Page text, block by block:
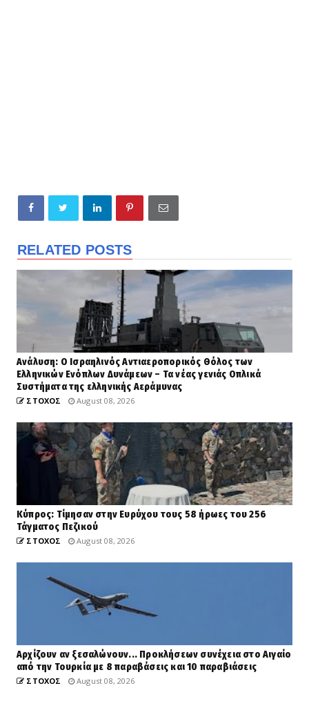
RELATED POSTS
Ανάλυση: Ο Ισραηλινός Αντιαεροπορικός Θόλος των
Ελληνικών Ενόπλων Δυνάμεων – Τα νέας γενιάς Οπλικά
Συστήματα της ελληνικής Αεράμυνας
ΣΤΟΧΟΣ August 08, 2026
Κύπρος: Τίμησαν στην Ευρύχου τους 58 ήρωες του 256
Τάγματος Πεζικού
ΣΤΟΧΟΣ August 08, 2026
Αρχίζουν αν ξεσαλώνουν... Προκλήσεων συνέχεια στο Αιγαίο
από την Τουρκία με 8 παραβάσεις και 10 παραβιάσεις
ΣΤΟΧΟΣ August 08, 2026